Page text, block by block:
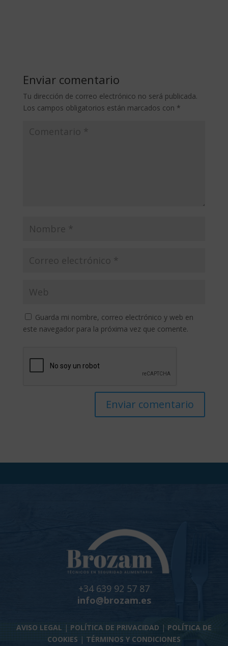
Enviar comentario
Tu dirección de correo electrónico no será publicada.
Los campos obligatorios están marcados con *
Guarda mi nombre, correo electrónico y web en
este navegador para la próxima vez que comente.
+34 639 92 57 87
info@brozam.es
AVISO LEGAL | POLÍTICA DE PRIVACIDAD | POLÍTICA DE
COOKIES | TÉRMINOS Y CONDICIONES